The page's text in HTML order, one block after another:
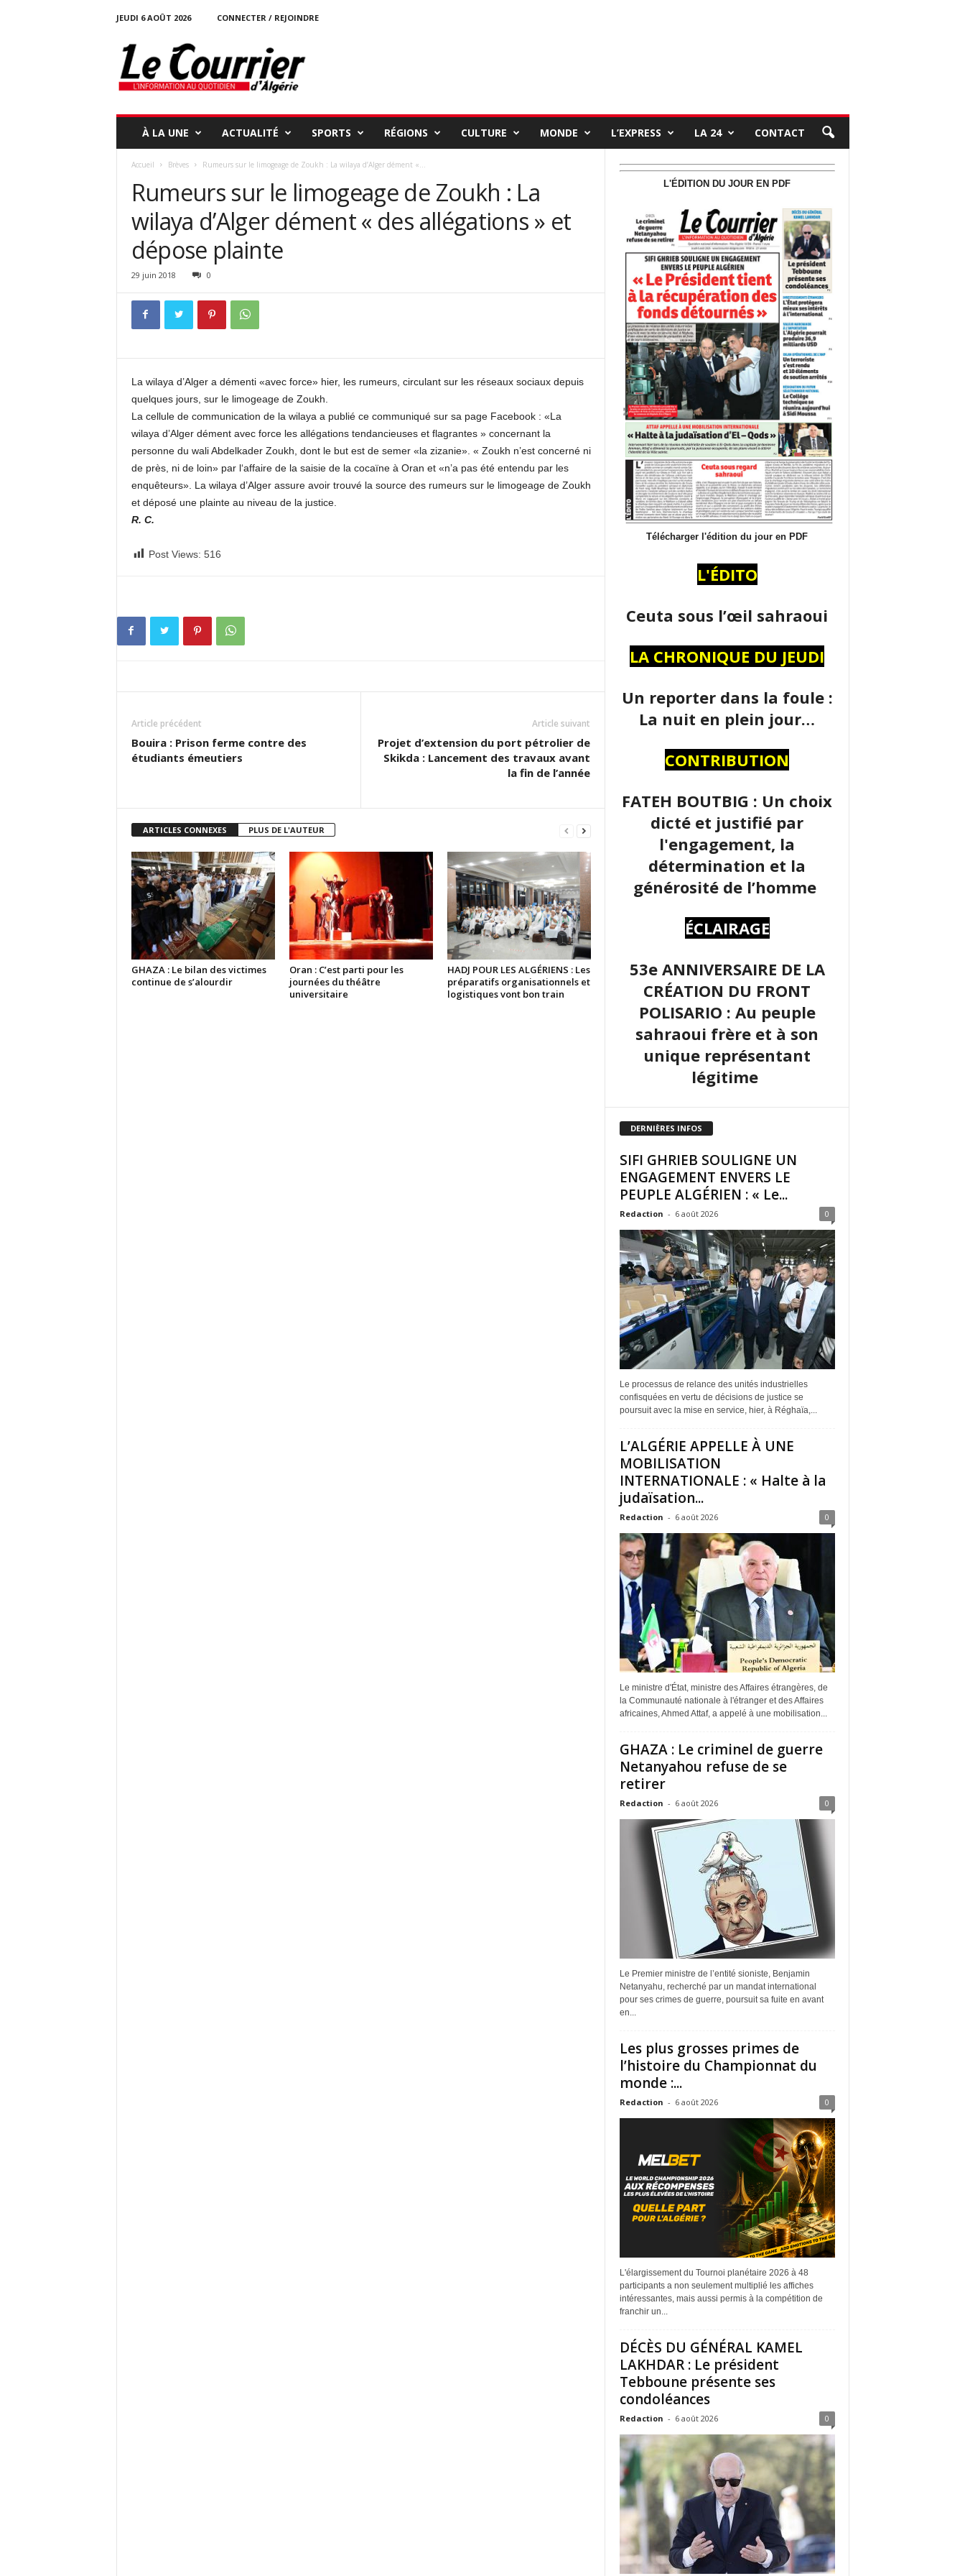
JEUDI 6 AOÛT 2026
CONNECTER / REJOINDRE
o
u
i
À LA UNE ACTUALITÉ SPORTS RÉGIONS CULTURE MONDE L’EXPRESS LA 24 CONTACT
Accueil Brèves Rumeurs sur le limogeage de Zoukh : La wilaya d’Alger dément «...
Rumeurs sur le limogeage de Zoukh : La
wilaya d’Alger dément « des allégations » et
dépose plainte
29 juin 2018 0
La wilaya d’Alger a démenti «avec force» hier, les rumeurs, circulant sur les réseaux sociaux depuis
quelques jours, sur le limogeage de Zoukh.
La cellule de communication de la wilaya a publié ce communiqué sur sa page Facebook : «La
wilaya d’Alger dément avec force les allégations tendancieuses et flagrantes » concernant la
personne du wali Abdelkader Zoukh, dont le but est de semer «la zizanie». « Zoukh n’est concerné ni
de près, ni de loin» par l‘affaire de la saisie de la cocaïne à Oran et «n’a pas été entendu par les
enquêteurs». La wilaya d’Alger assure avoir trouvé la source des rumeurs sur le limogeage de Zoukh
et déposé une plainte au niveau de la justice.
R. C.
Post Views: 516
Article précédent
Bouira : Prison ferme contre des
étudiants émeutiers
Article suivant
Projet d’extension du port pétrolier de
Skikda : Lancement des travaux avant
la fin de l’année
ARTICLES CONNEXES PLUS DE L'AUTEUR
GHAZA : Le bilan des victimes
continue de s’alourdir
Oran : C’est parti pour les
journées du théâtre
universitaire
HADJ POUR LES ALGÉRIENS : Les
préparatifs organisationnels et
logistiques vont bon train
L'ÉDITION DU JOUR EN PDF
Télécharger l'édition du jour en PDF
L'ÉDITO
Ceuta sous l’œil sahraoui
LA CHRONIQUE DU JEUDI
Un reporter dans la foule :
La nuit en plein jour…
CONTRIBUTION
FATEH BOUTBIG : Un choix
dicté et justifié par
l'engagement, la
détermination et la
générosité de l’homme
ÉCLAIRAGE
53e ANNIVERSAIRE DE LA
CRÉATION DU FRONT
POLISARIO : Au peuple
sahraoui frère et à son
unique représentant
légitime
DERNIÈRES INFOS
SIFI GHRIEB SOULIGNE UN
ENGAGEMENT ENVERS LE
PEUPLE ALGÉRIEN : « Le...
Redaction - 6 août 2026 0
Le processus de relance des unités industrielles
confisquées en vertu de décisions de justice se
poursuit avec la mise en service, hier, à Réghaïa,...
L’ALGÉRIE APPELLE À UNE
MOBILISATION
INTERNATIONALE : « Halte à la
judaïsation...
Redaction - 6 août 2026 0
Le ministre d'État, ministre des Affaires étrangères, de
la Communauté nationale à l'étranger et des Affaires
africaines, Ahmed Attaf, a appelé à une mobilisation...
GHAZA : Le criminel de guerre
Netanyahou refuse de se
retirer
Redaction - 6 août 2026 0
Le Premier ministre de l’entité sioniste, Benjamin
Netanyahu, recherché par un mandat international
pour ses crimes de guerre, poursuit sa fuite en avant
en...
Les plus grosses primes de
l’histoire du Championnat du
monde :...
Redaction - 6 août 2026 0
L'élargissement du Tournoi planétaire 2026 à 48
participants a non seulement multiplié les affiches
intéressantes, mais aussi permis à la compétition de
franchir un...
DÉCÈS DU GÉNÉRAL KAMEL
LAKHDAR : Le président
Tebboune présente ses
condoléances
Redaction - 6 août 2026 0